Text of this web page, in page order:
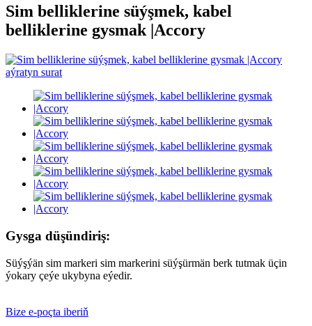
Sim belliklerine süýşmek, kabel
belliklerine gysmak |Accory
Gysga düşündiriş:
Süýşýän sim markeri sim markerini süýşürmän berk tutmak üçin
ýokary çeýe ukybyna eýedir.
Bize e-poçta iberiň